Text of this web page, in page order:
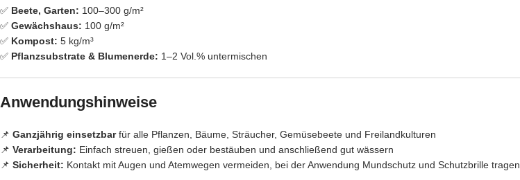
✅ Beete, Garten: 100–300 g/m²
✅ Gewächshaus: 100 g/m²
✅ Kompost: 5 kg/m³
✅ Pflanzsubstrate & Blumenerde: 1–2 Vol.% untermischen
Anwendungshinweise
📌 Ganzjährig einsetzbarfür alle Pflanzen, Bäume, Sträucher, Gemüsebeete und Freilandkulturen
📌 Verarbeitung: Einfach streuen, gießen oder bestäuben und anschließend gut wässern
📌 Sicherheit: Kontakt mit Augen und Atemwegen vermeiden, bei der Anwendung Mundschutz und Schutzbrille tragen